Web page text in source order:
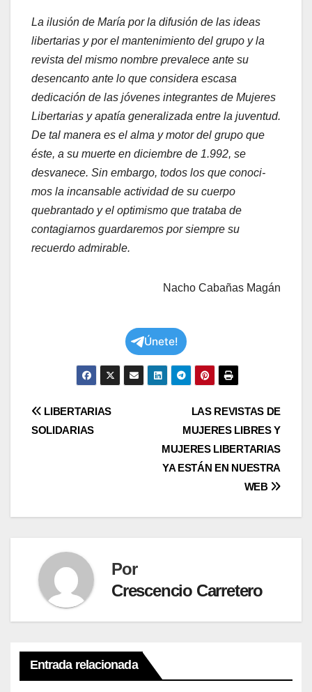
La ilusión de María por la difusión de las ideas
libertarias y por el mantenimiento del grupo y la
revista del mismo nombre prevalece ante su
desencanto ante lo que considera escasa
dedicación de las jóvenes integrantes de Mujeres
Libertarias y apatía generalizada entre la juventud.
De tal manera es el alma y motor del grupo que
éste, a su muerte en diciembre de 1.992, se
desvanece. Sin embargo, todos los que conoci­
mos la incansable actividad de su cuerpo
quebrantado y el optimismo que trataba de
contagiarnos guardaremos por siempre su
recuerdo admirable.
Nacho Cabañas Magán
Únete!
Navegación
LAS REVISTAS DE
MUJERES LIBRES Y
MUJERES LIBERTARIAS
YA ESTÁN EN NUESTRA
WEB
LIBERTARIAS
SOLIDARIAS
Por
Crescencio Carretero
Entrada relacionada